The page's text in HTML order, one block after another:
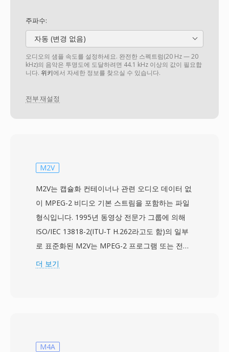
주파수:
자동 (변경 없음)
오디오의 샘플 속도를 설정하세요. 완전한 스펙트럼(20 Hz — 20
kHz)의 음악은 투명도에 도달하려면 44.1 kHz 이상의 값이 필요합
니다. 위키에서 자세한 정보를 찾으실 수 있습니다.
전부 재설정
M2V
M2V는 캡슐화 컨테이너나 관련 오디오 데이터 없
이 MPEG-2 비디오 기본 스트림을 포함하는 파일
형식입니다. 1995년 동영상 전문가 그룹에 의해
ISO/IEC 13818-2(ITU-T H.262라고도 함)의 일부
로 표준화된 M2V는 MPEG-2 프로그램 또는 전송
스트림 내에서 나타나는 것과 동일한 원시 압축 비
은 표준 화질부터 1920x1080 HD까지의 해상도에
더 보기
M4A